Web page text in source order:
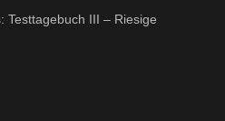
Testtagebuch III – Riesige